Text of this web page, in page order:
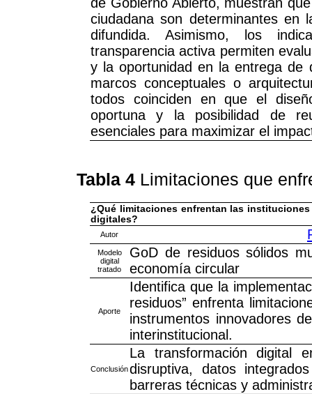
ciudadana son determinantes en
difundida. Asimismo, los
transparencia activa permiten
y la oportunidad en la entrega de
marcos conceptuales o
todos coinciden en que el
oportuna y la posibilidad de
esenciales para maximizar el
Tabla 4 Limitaciones que
¿Qué limitaciones enfrentan las
digitales?
Autor
Modelo
digital
tratado
GoD de residuos sólidos
economía circular
Aporte
Identifica que la
residuos” enfrenta
instrumentos innovadores
interinstitucional.
Conclusión
La transformación digital
disruptiva, datos
barreras técnicas y